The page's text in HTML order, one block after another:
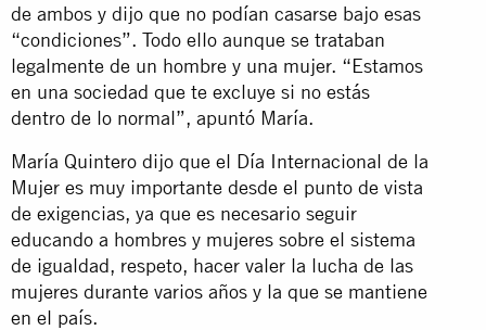
de ambos y dijo que no podían casarse bajo esas
“condiciones”. Todo ello aunque se trataban
legalmente de un hombre y una mujer. “Estamos
en una sociedad que te excluye si no estás
dentro de lo normal”, apuntó María.
María Quintero dijo que el Día Internacional de la
Mujer es muy importante desde el punto de vista
de exigencias, ya que es necesario seguir
educando a hombres y mujeres sobre el sistema
de igualdad, respeto, hacer valer la lucha de las
mujeres durante varios años y la que se mantiene
en el país.